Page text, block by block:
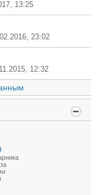
13:25
23:02
12:32